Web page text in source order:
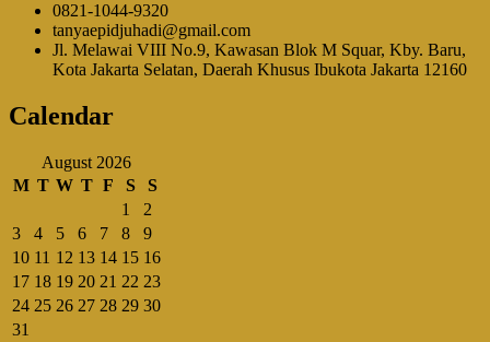
0821-1044-9320
tanyaepidjuhadi@gmail.com
Jl. Melawai VIII No.9, Kawasan Blok M Squar, Kby. Baru,
Kota Jakarta Selatan, Daerah Khusus Ibukota Jakarta 12160
Calendar
August 2026
M T W T F S
S
1
2
3
4 5 6 7 8
9
10 11 12 13 14 15 16
17 18 19 20 21 22 23
24 25 26 27 28 29 30
31